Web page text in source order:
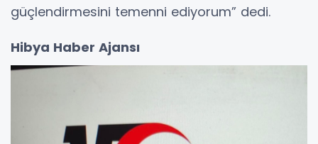
güçlendirmesini temenni ediyorum” dedi.
Hibya Haber Ajansı